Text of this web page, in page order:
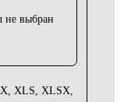
не выбран
XLS, XLSX,